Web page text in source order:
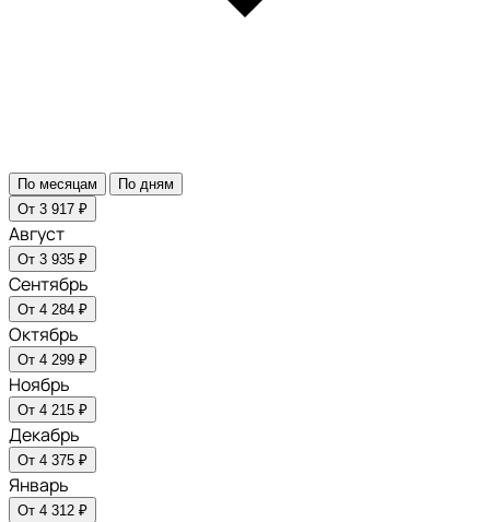
По месяцам
По дням
От 3 917 ₽
Август
От 3 935 ₽
Сентябрь
От 4 284 ₽
Октябрь
От 4 299 ₽
Ноябрь
От 4 215 ₽
Декабрь
От 4 375 ₽
Январь
От 4 312 ₽